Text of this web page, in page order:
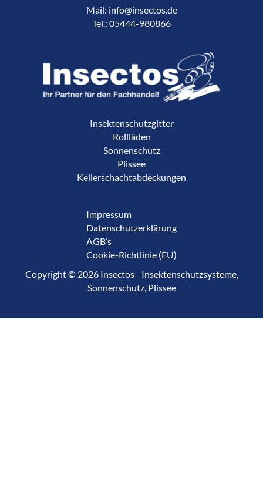
Mail: info@insectos.de
Tel.: 05444-980866
Insektenschutzgitter
Rollläden
Sonnenschutz
Plissee
Kellerschachtabdeckungen
Impressum
Datenschutzerklärung
AGB’s
Cookie-Richtlinie (EU)
Copyright © 2026 Insectos - Insektenschutzsysteme,
Sonnenschutz, Plissee